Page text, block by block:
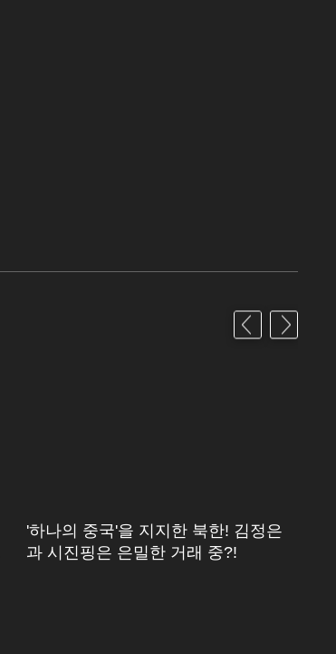
'하나의 중국'을 지지한 북한! 김정은
과 시진핑은 은밀한 거래 중?!